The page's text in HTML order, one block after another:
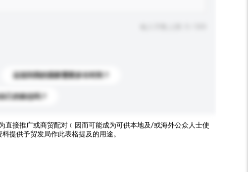
运送到我的国家需要多长时间？
己的标志吗？
接推广或商贸配对﹝因而可能成为可供本地及/或海外公众人士使
提供予贸发局作此表格提及的用途。